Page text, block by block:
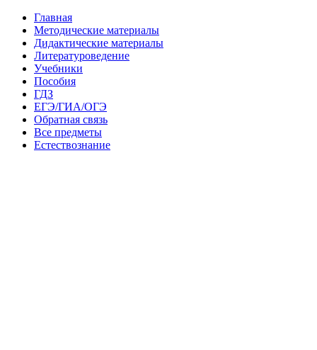
Главная
Методические материалы
Дидактические материалы
Литературоведение
Учебники
Пособия
ГДЗ
ЕГЭ/ГИА/ОГЭ
Обратная связь
Все предметы
Естествознание